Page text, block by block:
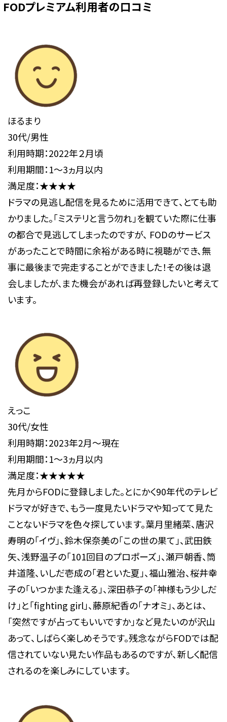
FODプレミアム利用者の口コミ
ほるまり
30代/男性
利用時期：2022年２月頃
利用期間：1～3ヵ月以内
満足度：★★★★
ドラマの見逃し配信を見るために活用できて、とても助
かりました。「ミステリと言う勿れ」を観ていた際に仕事
の都合で見逃してしまったのですが、 FODのサービス
があったことで時間に余裕がある時に視聴ができ、無
事に最後まで完走することができました！その後は退
会しましたが、また機会があれば再登録したいと考えて
います。
えっこ
30代/女性
利用時期：2023年2月～現在
利用期間：1～3ヵ月以内
満足度：★★★★★
先月からFODに登録しました。とにかく90年代のテレビ
ドラマが好きで、もう一度見たいドラマや知ってて見た
ことないドラマを色々探しています。葉月里緒菜、唐沢
寿明の「イヴ」、鈴木保奈美の「この世の果て」、武田鉄
矢、浅野温子の「101回目のプロポーズ」、瀬戸朝香、筒
井道隆、いしだ壱成の「君といた夏」、福山雅治、桜井幸
子の「いつかまた逢える」、深田恭子の「神様もう少しだ
け」と「fighting girl」、藤原紀香の「ナオミ」、あとは、
「突然ですが占ってもいいですか」など見たいのが沢山
あって、しばらく楽しめそうです。残念ながらFODでは配
信されていない見たい作品もあるのですが、新しく配信
されるのを楽しみにしています。